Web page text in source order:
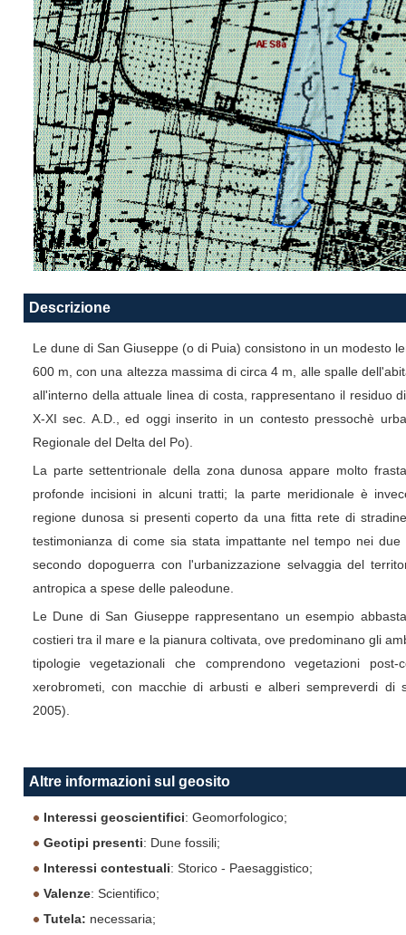
Descrizione
Le dune di San Giuseppe (o di Puia) consistono in un modesto
600 m, con una altezza massima di circa 4 m, alle spalle
all'interno della attuale linea di costa, rappresentano il residuo
X-XI sec. A.D., ed oggi inserito in un contesto pressochè
Regionale del Delta del Po).
La parte settentrionale della zona dunosa appare molto
profonde incisioni in alcuni tratti; la parte meridionale è
regione dunosa si presenti coperto da una fitta rete di
testimonianza di come sia stata impattante nel tempo nei
secondo dopoguerra con l'urbanizzazione selvaggia del
antropica a spese delle paleodune.
Le Dune di San Giuseppe rappresentano un esempio
costieri tra il mare e la pianura coltivata, ove predominano gli
tipologie vegetazionali che comprendono vegetazioni
xerobrometi, con macchie di arbusti e alberi sempreverdi di
2005).
Altre informazioni sul geosito
Interessi geoscientifici: Geomorfologico;
Geotipi presenti: Dune fossili;
Interessi contestuali: Storico - Paesaggistico;
Valenze: Scientifico;
Tutela: necessaria;